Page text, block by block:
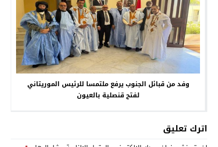
وفد من قبائل الجنوب يرفع ملتمسا للرئيس الموريتاني
لفتح قنصلية بالعيون
اترك تعليق